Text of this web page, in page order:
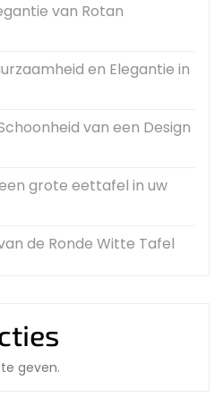
van Rotan
en Elegantie in
van een Design
grote eettafel in uw
de Ronde Witte Tafel
geven.